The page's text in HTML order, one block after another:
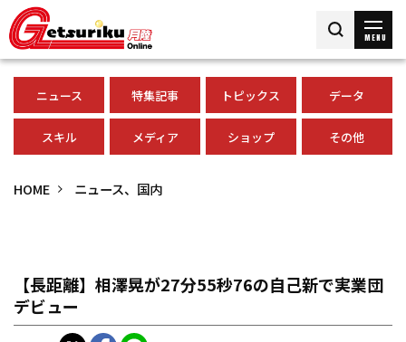
MENU
ニュース 特集記事 トピックス データ
スキル メディア ショップ その他
HOME ニュース、国内
【長距離】相澤晃が27分55秒76の自己新で実業団
デビュー